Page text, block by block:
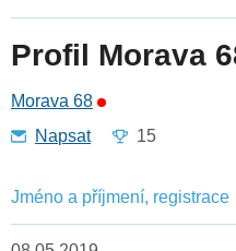
Profil Morava
Morava 68
Napsat
15
Jméno a příjmení, registrace